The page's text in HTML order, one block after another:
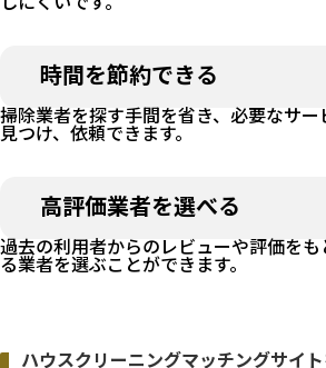
時間を節約できる
掃除業者を探す手間を省き、必要なサー
見つけ、依頼できます。
高評価業者を選べる
過去の利用者からのレビューや評価をも
る業者を選ぶことができます。
ハウスクリーニングマッチングサイ